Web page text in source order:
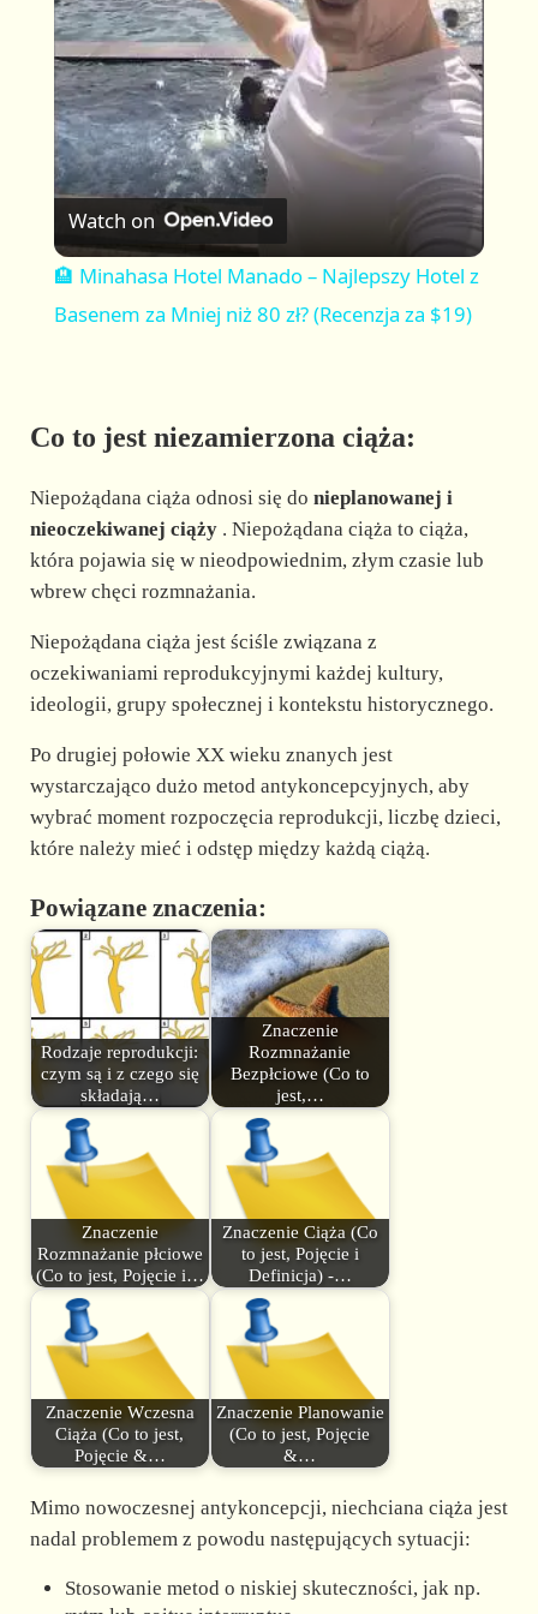
a
y
V
i
o
Watch on
🏨 Minahasa Hotel Manado – Najlepszy Hotel z
Basenem za Mniej niż 80 zł? (Recenzja za $19)
Co to jest niezamierzona ciąża:
Niepożądana ciąża odnosi się do nieplanowanej i
nieoczekiwanej ciąży. Niepożądana ciąża to ciąża,
która pojawia się w nieodpowiednim, złym czasie lub
wbrew chęci rozmnażania.
Niepożądana ciąża jest ściśle związana z
oczekiwaniami reprodukcyjnymi każdej kultury,
ideologii, grupy społecznej i kontekstu historycznego.
Po drugiej połowie XX wieku znanych jest
wystarczająco dużo metod antykoncepcyjnych, aby
wybrać moment rozpoczęcia reprodukcji, liczbę dzieci,
które należy mieć i odstęp między każdą ciążą.
Powiązane znaczenia:
Rodzaje reprodukcji:
czym są i z czego się
składają…
Znaczenie
Rozmnażanie
Bezpłciowe (Co to
jest,…
Znaczenie
Rozmnażanie płciowe
(Co to jest, Pojęcie i…
Znaczenie Ciąża (Co
to jest, Pojęcie i
Definicja) -…
Znaczenie Wczesna
Ciąża (Co to jest,
Pojęcie &…
Znaczenie Planowanie
(Co to jest, Pojęcie
&…
Mimo nowoczesnej antykoncepcji, niechciana ciąża jest
nadal problemem z powodu następujących sytuacji:
Stosowanie metod o niskiej skuteczności, jak np.